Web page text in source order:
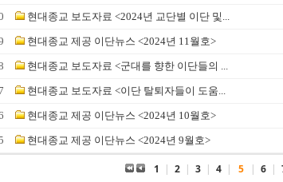
현대종교 보도자료 <2024년 교단별 이단 및...
현대종교 제공 이단뉴스 <2024년 11월호>
현대종교 보도자료 <군대를 향한 이단들의 ...
현대종교 보도자료 <이단 탈퇴자들이 도움...
현대종교 제공 이단뉴스 <2024년 10월호>
현대종교 제공 이단뉴스 <2024년 9월호>
1 | 2 | 3 | 4 | 5 | 6 |